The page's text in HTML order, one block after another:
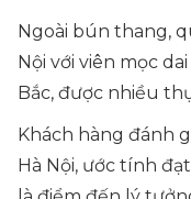
Ngoài bún thang,
Nội với viên mọc
Bắc, được nhiều
Khách hàng đánh
Hà Nội, ước tính